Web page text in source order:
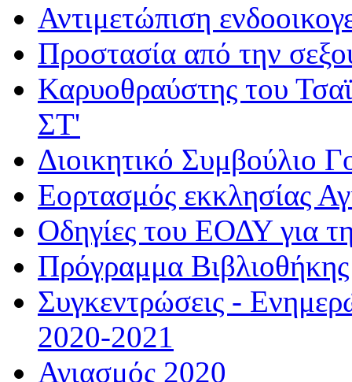
Αντιμετώπιση
Προστασία από την
Καρυοθραύστης του
ΣΤ'
Διοικητικό Συμβούλιο
Εορτασμός εκκλησίας
Οδηγίες του ΕΟΔΥ για
Πρόγραμμα
Συγκεντρώσεις -
2020-2021
Αγιασμός 2020